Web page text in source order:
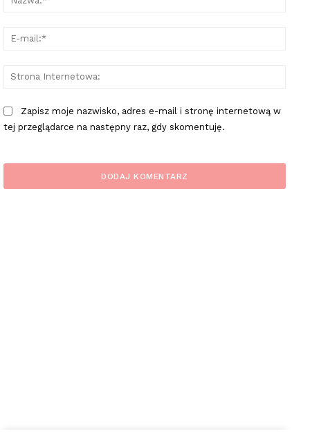
Zapisz moje nazwisko, adres e-mail i stronę internetową w
tej przeglądarce na następny raz, gdy skomentuję.